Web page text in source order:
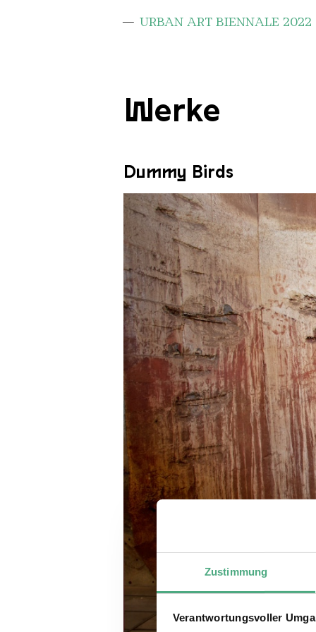
Zustimmung
Verantwortungsvoller
URBAN ART BIENNALE 2022
Werke
Dummy Birds